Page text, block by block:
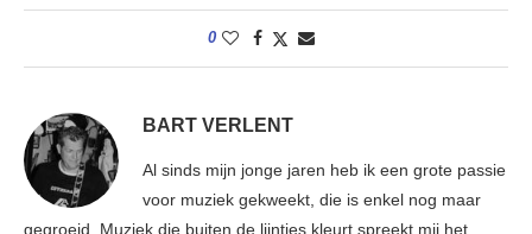
0
BART VERLENT
Al sinds mijn jonge jaren heb ik een grote passie
voor muziek gekweekt, die is enkel nog maar
gegroeid. Muziek die buiten de lijntjes kleurt spreekt mij het